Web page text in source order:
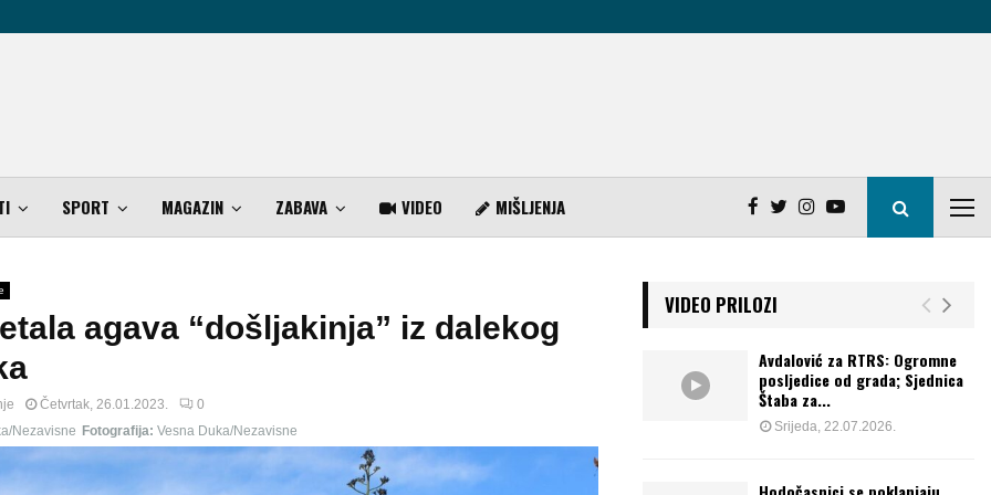
SPORT MAGAZIN ZABAVA VIDEO MIŠLJENJA
agava “došljakinja” iz dalekog
Četvrtak, 26.01.2023.
0
Nezavisne Fotografija: Vesna Duka/Nezavisne
VIDEO PRILOZI
Avdalović za RTRS: Ogromne
posljedice od grada; Sjednica
Štaba za...
Srijeda, 22.07.2026.